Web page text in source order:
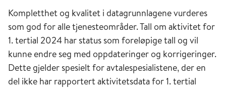
Kompletthet og kvalitet i datagrunnlagene vurderes
som god for alle tjenesteområder. Tall om aktivitet for
1. tertial 2024 har status som foreløpige tall og vil
kunne endre seg med oppdateringer og korrigeringer.
Dette gjelder spesielt for avtalespesialistene, der en
del ikke har rapportert aktivitetsdata for 1. tertial